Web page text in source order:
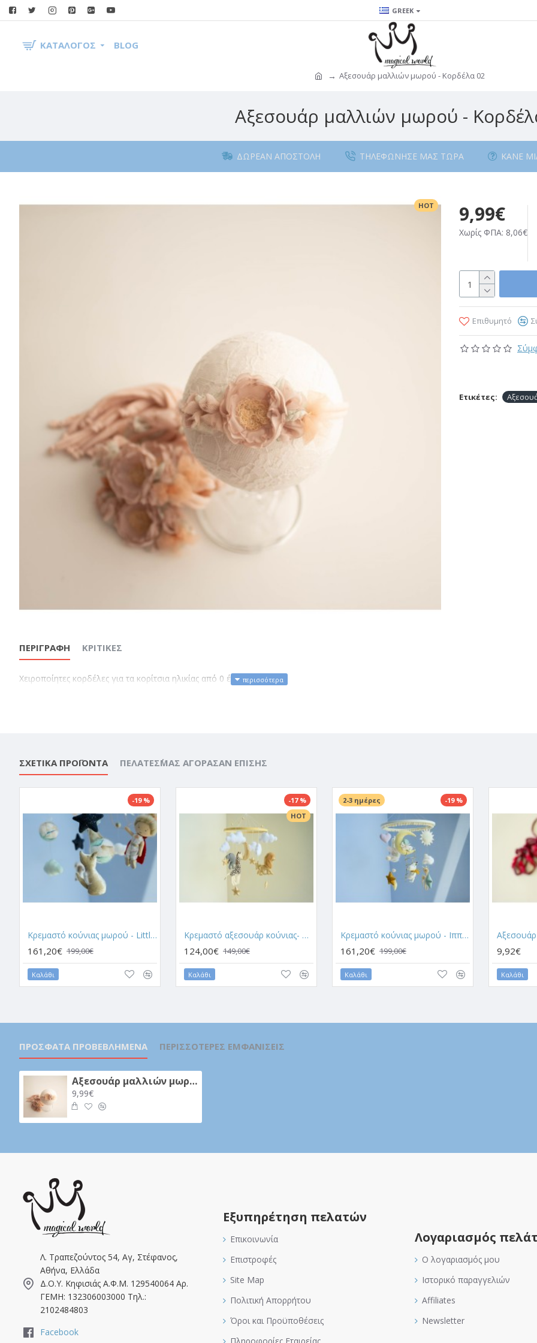
GREEK
ΚΑΤΆΛΟΓΟΣ BLOG
Αξεσουάρ μαλλιών μωρού - Κορδέλα 02
Αξεσουάρ μαλλιών μωρού -
ΔΩΡΕΆΝ ΑΠΟΣΤΟΛΉ ΤΗΛΕΦΏΝΗΣΕ ΜΑΣ ΤΏΡΑ ΚΆΝΕ
HOT 9,99€
Χωρίς ΦΠΑ: 8,06€
Επιθυμητό
Ετικέτες:
ΠΕΡΙΓΡΑΦΉ ΚΡΙΤΙΚΈΣ
Χειροποίητες κορδέλες για τα κορίτσια ηλικίας από 0 έως 36 μηνών.
ΣΧΕΤΙΚΆ ΠΡΟΪΌΝΤΑ ΠΕΛΆΤΕΣ΄ΜΑΣ ΑΓΌΡΑΣΑΝ ΕΠΊΣΗΣ
-19 %
Κρεμαστό κούνιας μωρού - Little prince
161,20€ 199,00€
Καλάθι
HOT
-17 %
Κρεμαστό αξεσουάρ κούνιας- Σαφάρι
124,00€ 149,00€
Καλάθι
-19 %
2-3 ημέρες
Κρεμαστό κούνιας μωρού - Ιπποπόταμος στην σκάλα
161,20€ 199,00€
Καλάθι
9,92€
Καλάθι
ΠΡΌΣΦΑΤΑ ΠΡΟΒΕΒΛΗΜΈΝΑ ΠΕΡΙΣΣΌΤΕΡΕΣ ΕΜΦΑΝΊΣΕΙΣ
Αξεσουάρ μαλλιών μωρού - Κορδέλα 02
9,99€
Λ. Τραπεζούντος 54, Αγ, Στέφανος,
Αθήνα, Ελλάδα
Δ.Ο.Υ. Κηφισιάς Α.Φ.Μ. 129540064 Αρ.
ΓΕΜΗ: 132306003000 Τηλ.:
2102484803
Facebook
Εξυπηρέτηση πελατών
Επικοινωνία
Επιστροφές
Site Map
Πολιτική Απορρήτου
Όροι και Προϋποθέσεις
Λογαριασμός
Ο λογαριασμός μου
Ιστορικό παραγγελιών
Affiliates
Newsletter